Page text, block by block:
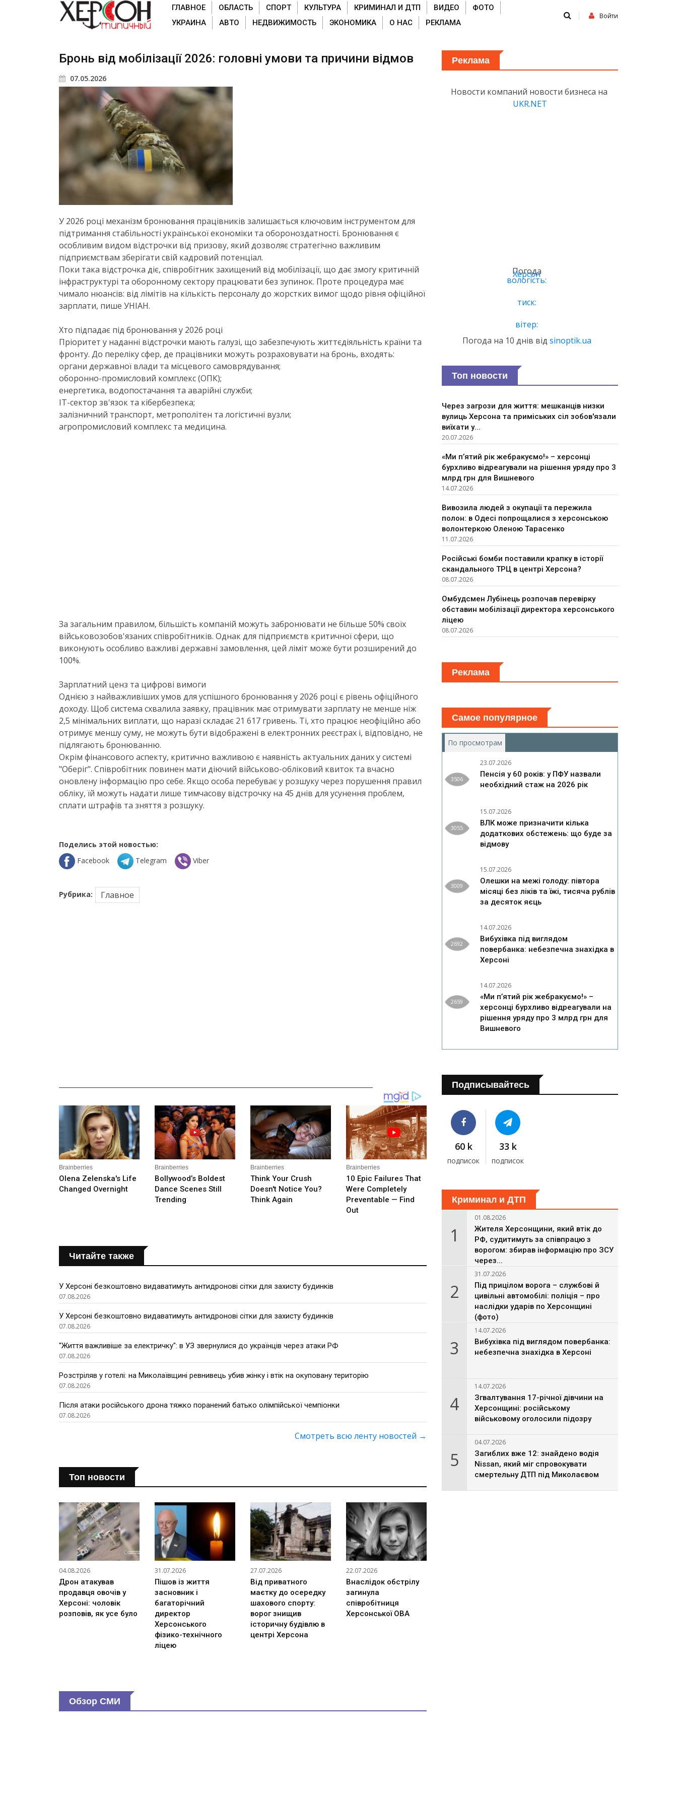
ГЛАВНОЕ ОБЛАСТЬ СПОРТ КУЛЬТУРА КРИМИНАЛ И ДТП ВИДЕО
ФОТО
УКРАИНА
АВТО НЕДВИЖИМОСТЬ ЭКОНОМИКА О НАС РЕКЛАМА
Войти
Бронь від мобілізації 2026: головні умови та причини відмов
07.05.2026
У 2026 році механізм бронювання працівників залишається ключовим інструментом для
підтримання стабільності української економіки та обороноздатності. Бронювання є
особливим видом відстрочки від призову, який дозволяє стратегічно важливим
підприємствам зберігати свій кадровий потенціал.
Поки така відстрочка діє, співробітник захищений від мобілізації, що дає змогу критичній
інфраструктурі та оборонному сектору працювати без зупинок. Проте процедура має
чимало нюансів: від лімітів на кількість персоналу до жорстких вимог щодо рівня офіційної
зарплати, пише УНІАН.
Хто підпадає під бронювання у 2026 році
Пріоритет у наданні відстрочки мають галузі, що забезпечують життєдіяльність країни та
фронту. До переліку сфер, де працівники можуть розраховувати на бронь, входять:
органи державної влади та місцевого самоврядування;
оборонно-промисловий комплекс (ОПК);
енергетика, водопостачання та аварійні служби;
ІТ-сектор зв'язок та кібербезпека;
залізничний транспорт, метрополітен та логістичні вузли;
агропромисловий комплекс та медицина.
За загальним правилом, більшість компаній можуть забронювати не більше 50% своїх
військовозобов'язаних співробітників. Однак для підприємств критичної сфери, що
виконують особливо важливі державні замовлення, цей ліміт може бути розширений до
100%.
Зарплатний ценз та цифрові вимоги
Однією з найважливіших умов для успішного бронювання у 2026 році є рівень офіційного
доходу. Щоб система схвалила заявку, працівник має отримувати зарплату не менше ніж
2,5 мінімальних виплати, що наразі складає 21 617 гривень. Ті, хто працює неофіційно або
отримує меншу суму, не можуть бути відображені в електронних реєстрах і, відповідно, не
підлягають бронюванню.
Окрім фінансового аспекту, критично важливою є наявність актуальних даних у системі
"Оберіг". Співробітник повинен мати діючий військово-обліковий квиток та вчасно
оновлену інформацію про себе. Якщо особа перебуває у розшуку через порушення правил
обліку, їй можуть надати лише тимчасову відстрочку на 45 днів для усунення проблем,
сплати штрафів та зняття з розшуку.
Поделись этой новостью:
Facebook
Telegram Viber
Рубрика: Главное
Читайте также
У Херсоні безкоштовно видаватимуть антидронові сітки для захисту будинків
07.08.2026
У Херсоні безкоштовно видаватимуть антидронові сітки для захисту будинків
07.08.2026
"Життя важливіше за електричку": в УЗ звернулися до українців через атаки РФ
07.08.2026
Розстріляв у готелі: на Миколаївщині ревнивець убив жінку і втік на окуповану територію
07.08.2026
Після атаки російського дрона тяжко поранений батько олімпійської чемпіонки
07.08.2026
Смотреть всю ленту новостей →
Топ новости
04.08.2026
Дрон атакував
продавця овочів у
Херсоні: чоловік
розповів, як усе було
31.07.2026
Пішов із життя
засновник і
багаторічний
директор
Херсонського
фізико-технічного
ліцею
27.07.2026
Від приватного
маєтку до осередку
шахового спорту:
ворог знищив
історичну будівлю в
центрі Херсона
22.07.2026
Внаслідок обстрілу
загинула
співробітниця
Херсонської ОВА
Обзор СМИ
Реклама
Новости компаний новости бизнеса на
UKR.NET
Погода
Херсон
вологість:
тиск:
вітер:
Погода на 10 днів від sinoptik.ua
Топ новости
Через загрози для життя: мешканців низки
вулиць Херсона та приміських сіл зобов'язали
виїхати у...
20.07.2026
«Ми п’ятий рік жебракуємо!» – херсонці
бурхливо відреагували на рішення уряду про 3
млрд грн для Вишневого
14.07.2026
Вивозила людей з окупації та пережила
полон: в Одесі попрощалися з херсонською
волонтеркою Оленою Тарасенко
11.07.2026
Російські бомби поставили крапку в історії
скандального ТРЦ в центрі Херсона?
08.07.2026
Омбудсмен Лубінець розпочав перевірку
обставин мобілізації директора херсонського
ліцею
08.07.2026
Реклама
Самое популярное
По просмотрам
3506
23.07.2026
Пенсія у 60 років: у ПФУ назвали
необхідний стаж на 2026 рік
3055
15.07.2026
ВЛК може призначити кілька
додаткових обстежень: що буде за
відмову
3009
15.07.2026
Олешки на межі голоду: півтора
місяці без ліків та їжі, тисяча рублів
за десяток яєць
2692
14.07.2026
Вибухівка під виглядом
повербанка: небезпечна знахідка в
Херсоні
2659
14.07.2026
«Ми п’ятий рік жебракуємо!» –
херсонці бурхливо відреагували на
рішення уряду про 3 млрд грн для
Вишневого
Подписывайтесь
60 k
подписок
33 k
подписок
Криминал и ДТП
1
01.08.2026
Жителя Херсонщини, який втік до
РФ, судитимуть за співпрацю з
ворогом: збирав інформацію про ЗСУ
через...
2
31.07.2026
Під прицілом ворога – службові й
цивільні автомобілі: поліція – про
наслідки ударів по Херсонщині
(фото)
3
14.07.2026
Вибухівка під виглядом повербанка:
небезпечна знахідка в Херсоні
4
14.07.2026
Згвалтування 17-річної дівчини на
Херсонщині: російському
військовому оголосили підозру
5
04.07.2026
Загиблих вже 12: знайдено водія
Nissan, який міг спровокувати
смертельну ДТП під Миколаєвом